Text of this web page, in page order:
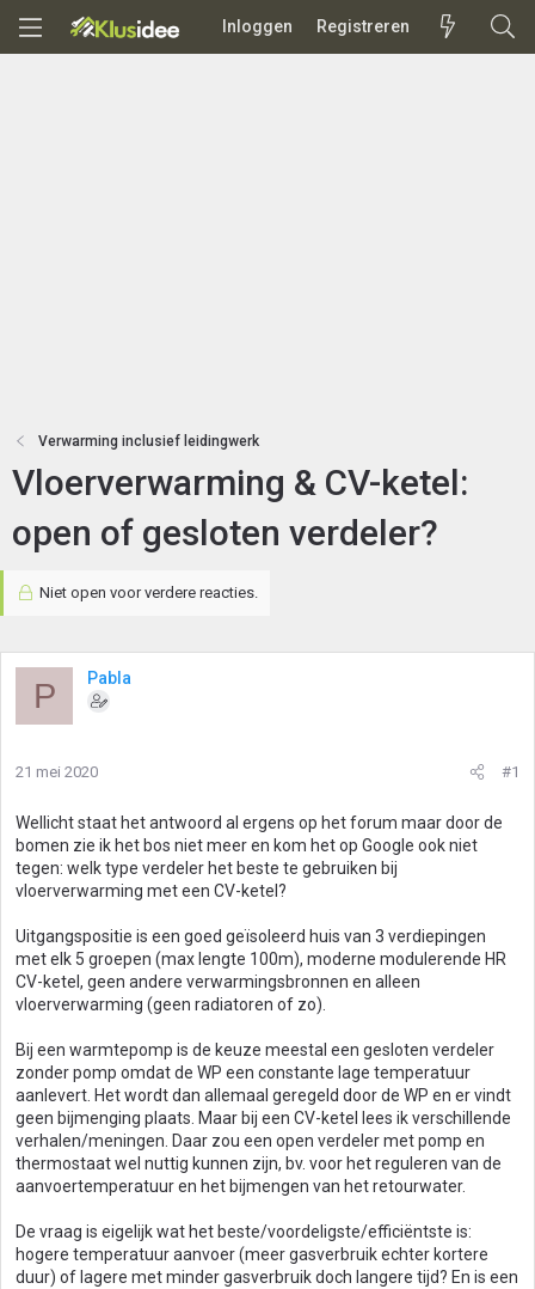
Inloggen Registreren
Verwarming inclusief leidingwerk
Vloerverwarming & CV-ketel:
open of gesloten verdeler?
Niet open voor verdere reacties.
P Pabla
21 mei 2020 #1
Wellicht staat het antwoord al ergens op het forum maar door de
bomen zie ik het bos niet meer en kom het op Google ook niet
tegen: welk type verdeler het beste te gebruiken bij
vloerverwarming met een CV-ketel?
Uitgangspositie is een goed geïsoleerd huis van 3 verdiepingen
met elk 5 groepen (max lengte 100m), moderne modulerende HR
CV-ketel, geen andere verwarmingsbronnen en alleen
vloerverwarming (geen radiatoren of zo).
Bij een warmtepomp is de keuze meestal een gesloten verdeler
zonder pomp omdat de WP een constante lage temperatuur
aanlevert. Het wordt dan allemaal geregeld door de WP en er vindt
geen bijmenging plaats. Maar bij een CV-ketel lees ik verschillende
verhalen/meningen. Daar zou een open verdeler met pomp en
thermostaat wel nuttig kunnen zijn, bv. voor het reguleren van de
aanvoertemperatuur en het bijmengen van het retourwater.
De vraag is eigelijk wat het beste/voordeligste/efficiëntste is:
hogere temperatuur aanvoer (meer gasverbruik echter kortere
duur) of lagere met minder gasverbruik doch langere tijd? En is een